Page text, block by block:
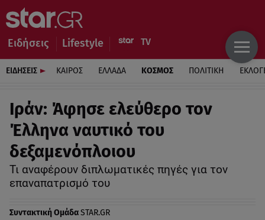
Ειδήσεις Lifestyle
ΕΙΔΗΣΕΙΣ ΚΑΙΡΟΣ ΕΛΛΑΔΑ ΚΟΣΜΟΣ ΠΟΛΙΤΙΚΗ
Ιράν: Άφησε ελεύθερο τον
Έλληνα ναυτικό του
δεξαμενόπλοιου
Τι αναφέρουν διπλωματικές πηγές για τον
επαναπατρισμό του
Συντακτική ΟμάδαSTAR.GR